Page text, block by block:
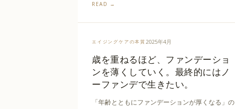
READ →
エイジングケアの本質2025年4月
歳を重ねるほど、ファンデーショ
ンを薄くしていく。最終的にはノ
ーファンデで生きたい。
「年齢とともにファンデーションが厚くなる」の